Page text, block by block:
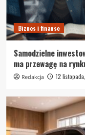
Biznes i finanse
Samodzielne
ma przewagę na
Redakcja 12